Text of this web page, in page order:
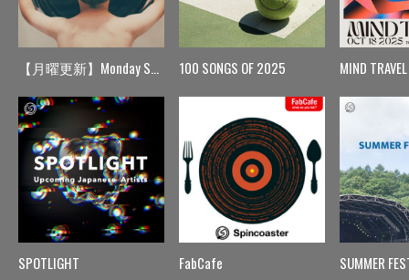
【月曜更新】Monday Spin
SPOTLIGHT
100 SONGS OF 2025
FabCafe
MIND TRAVEL
SUMMER